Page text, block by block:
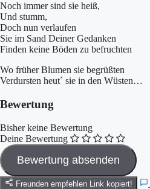
Noch immer sind sie heiß,
Und stumm,
Doch nun verlaufen
Sie im Sand Deiner Gedanken
Finden keine Böden zu befruchten
Wo früher Blumen sie begrüßten
Verdursten heut´ sie in den Wüsten…
Bewertung
Bisher keine Bewertung
Deine Bewertung
Freunden empfehlen Link kopiert!